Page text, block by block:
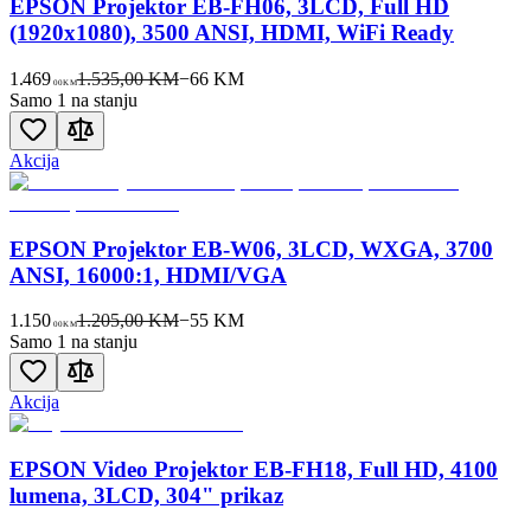
EPSON Projektor EB-FH06, 3LCD, Full HD
(1920x1080), 3500 ANSI, HDMI, WiFi Ready
1.469 00KM1.535,00 KM−66KM
Samo 1 na stanju
Akcija
EPSON Projektor EB-W06, 3LCD, WXGA, 3700
ANSI, 16000:1, HDMI/VGA
1.150 00KM1.205,00 KM−55KM
Samo 1 na stanju
Akcija
EPSON Video Projektor EB-FH18, Full HD, 4100
lumena, 3LCD, 304" prikaz